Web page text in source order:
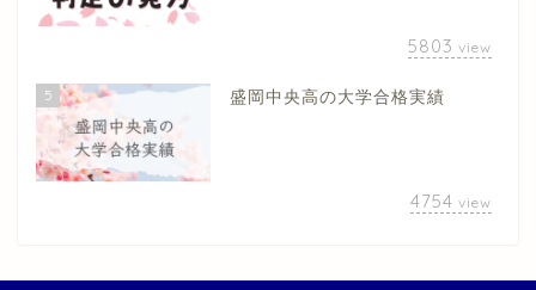
5803 view
5 盛岡中央高の大学合格実績
4754 view